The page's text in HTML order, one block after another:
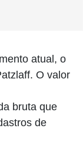
atual, o
O valor
bruta que
de